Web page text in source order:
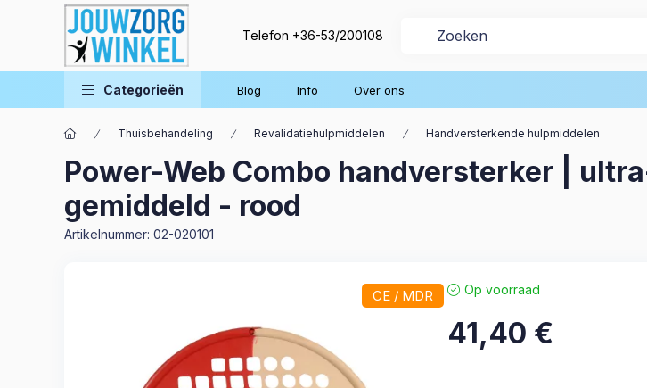
Telefon +36-53/200108
Categorieën Blog Info Over ons
Thuisbehandeling Revalidatiehulpmiddelen Handversterkende hulpmiddelen
Power-Web Combo handversterker |
gemiddeld - rood
Artikelnummer: 02-020101
CE / MDR Op voorraad
41,40 €